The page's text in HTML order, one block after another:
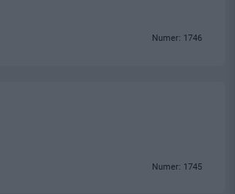
Numer: 1746
Numer: 1745